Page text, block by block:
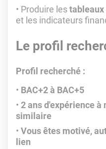
Produire lestableaux
et les indicateurs
Le profil
Profil recherché :
BAC+2 à BAC+5
2 ans d'expérience
similaire
Vous êtes motivé,
lien